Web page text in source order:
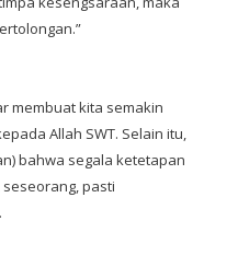
membuat kita semakin
Allah SWT. Selain itu,
bahwa segala ketetapan
pasti